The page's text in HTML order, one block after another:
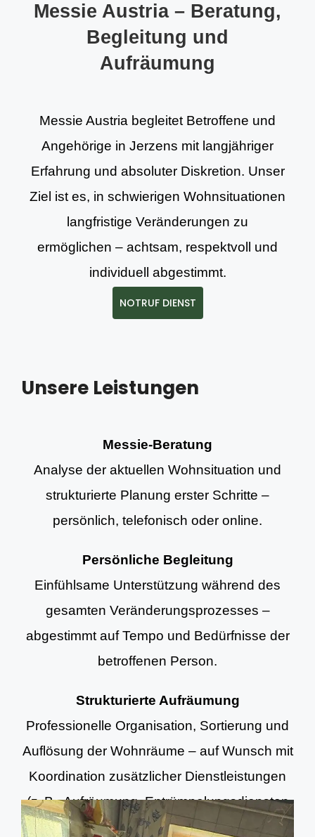
Messie Austria – Beratung,
Begleitung und
Aufräumung
Messie Austria begleitet Betroffene und
Angehörige in Jerzens mit langjähriger
Erfahrung und absoluter Diskretion. Unser
Ziel ist es, in schwierigen Wohnsituationen
langfristige Veränderungen zu
ermöglichen – achtsam, respektvoll und
individuell abgestimmt.
NOTRUF DIENST
Unsere Leistungen
Messie-Beratung
Analyse der aktuellen Wohnsituation und
strukturierte Planung erster Schritte –
persönlich, telefonisch oder online.
Persönliche Begleitung
Einfühlsame Unterstützung während des
gesamten Veränderungsprozesses –
abgestimmt auf Tempo und Bedürfnisse der
betroffenen Person.
Strukturierte Aufräumung
Professionelle Organisation, Sortierung und
Auflösung der Wohnräume – auf Wunsch mit
Koordination zusätzlicher Dienstleistungen
(z. B. Aufräumung, Entrümpelungsdiensten
und Grundreinigung).